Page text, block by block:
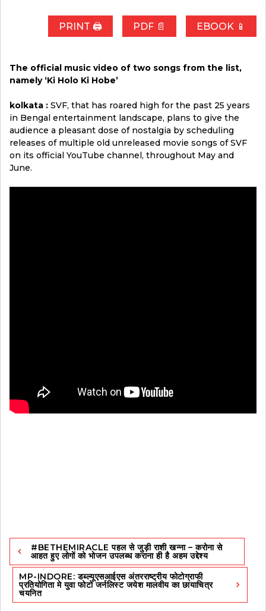
PRINT 🖨 PDF 📄 EBOOK 📱
The official music video of two songs from the list,
namely ‘Ki Holo Ki Hobe’
kolkata : SVF, that has roared high for the past 25 years
in Bengal entertainment landscape, plans to give the
audience a pleasant dose of nostalgia by scheduling
releases of multiple old unreleased movie songs of SVF
on its official YouTube channel, throughout May and
June.
Post
navigation
#BETHEMIRACLE पहल से जुड़ी राशी खन्ना – करोना से
आहत हुए लोगों को भोजन उपलब्ध कराना ही है अहम उद्देश्य
MP-INDORE: डब्ल्यूएसआईएस अंतरराष्ट्रीय फोटोग्राफी
प्रतियोगिता मे युवा फोटो जर्नलिस्ट जयेश मालवीय का छायाचित्र
चयनित